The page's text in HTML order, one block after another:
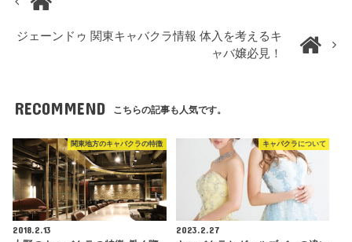
ジェーンドゥ 関東キャバクラ情報 体入を考えるキ
ャバ嬢必見！
RECOMMEND こちらの記事も人気です。
関東地方のキャバクラの特徴
2018.2.13
キャバクラについて
2023.2.27